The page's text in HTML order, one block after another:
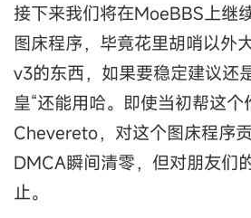
接下来我们将在MoeBBS上继
图床程序，毕竟花里胡哨以外
v3的东西，如果要稳定建议还
皇“还能用哈。即使当初帮这个
Chevereto，对这个图床程序
DMCA瞬间清零，但对朋友们
止。